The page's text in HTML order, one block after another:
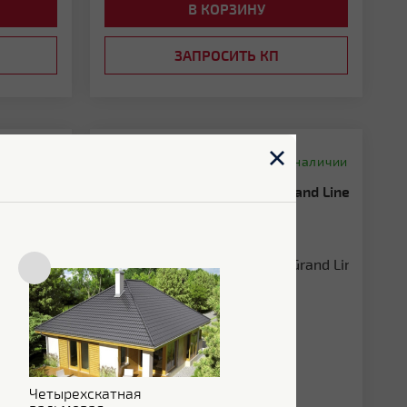
В КОРЗИНУ
ЗАПРОСИТЬ КП
В наличии
Длина:250 мм
Цвет:Бордо
Гарантия:30 лет
Четырехскатная